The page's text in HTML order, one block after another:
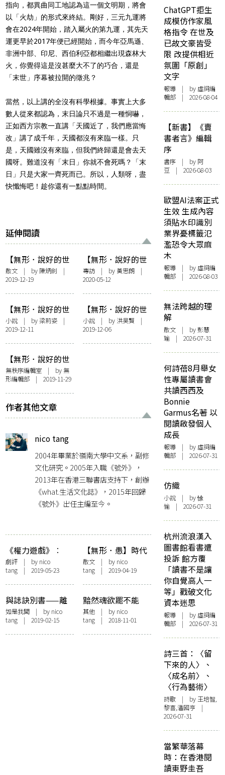
指向，都異曲同工地認為這一個文明期，將會
以「火劫」的形式來終結。剛好，三元九運將
會在2024年開始，踏入屬火的第九運，其先天
運更早於2017年便已經開始，而今年亞馬遜、
非洲中部、印尼、西伯利亞都相繼出現森林大
火，你覺得這是沒甚麼大不了的巧合，還是
「末世」序幕被拉開的徵兆？
當然，以上講的全沒有科學根據。事實上大多
數人從來都認為，末日論只不過是一種恫嚇，
正如西方宗教一直講「天國近了，我們應當悔
改」講了成千年，天國都沒有來臨一樣。只
是，天國雖沒有來臨，但我們終歸還是會去天
國呀。難道沒有「末日」你就不會死嗎？「末
日」只是大家一齊死而已。所以，人類呀，盡
快懺悔吧！趁你還有一點點時間。
延伸閱讀
【無形．說好的世
界末日呢？】77天
末日隨想
散文 | by 陳炳釗 |
2019-12-19
【無形．說好的世
界末日呢？】專訪
林超英：生物本該
求生，死也要講道
德
專訪| by 黃思朗|
2020-05-12
【無形．說好的世
界末日呢？】候鳥
小說 | by梁莉姿 |
2019-12-11
【無形．說好的世
界末日呢？】潛行
小說| by 洪昊賢|
2019-12-06
【無形．說好的世
界末日呢？】末日
近了？
無秩序編輯室 | by 無
形編輯部 | 2019-11-29
作者其他文章
nico tang
2004年畢業於嶺南大學中文系，副修
文化研究。2005年入職《號外》，
2013年在香港三聯書店支持下，創辦
《what.生活文化誌》，2015年回歸
《號外》出任主編至今。
《權力遊戲》︰
「是但啦，算數
啦，唔煩你喇！」
劇評 | by nico
tang | 2019-05-23
【無形．愚】時代
失格 愚樂無窮
散文| by nico
tang| 2019-04-19
與誌訣別書——離
職《號外》主編感
言
如是我聞 | by nico
tang | 2019-02-15
黯然魂欲罷不能
其他| by nico
tang| 2018-11-01
ChatGPT拒生
成模仿作家風
格指令 在世及
已故文豪皆受
限 改提供相近
氛圍「原創」
文字
報導 | by 虛詞編
輯部 | 2026-08-04
【新書】《賣
書者言》編輯
序
書序 | by 阿
豆 | 2026-08-03
歐盟AI法案正式
生效 生成內容
須貼水印識別
業界憂標籤氾
濫恐令大眾麻
木
報導 | by 虛詞編
輯部 | 2026-08-03
無法跨越的理
解
散文 | by 彭慧
瑜 | 2026-07-31
何詩蓓8月舉女
性專屬讀書會
共讀西西及
Bonnie
Garmus名著 以
閱讀啟發個人
成長
報導 | by 虛詞編
輯部 | 2026-07-31
仿織
小說 | by 悇
愉 | 2026-07-31
杭州流浪漢入
圖書館看書遭
投訴 館方覆
「讀書不是讓
你自覺高人一
等」戳破文化
資本迷思
報導 | by 虛詞編
輯部 | 2026-07-31
詩三首：〈留
下來的人〉、
〈成名前〉、
〈行為藝術〉
詩歌 | by 王培智,
黎喜,潘國亨 |
2026-07-31
當繁華落幕
時：在香港閱
讀東野圭吾